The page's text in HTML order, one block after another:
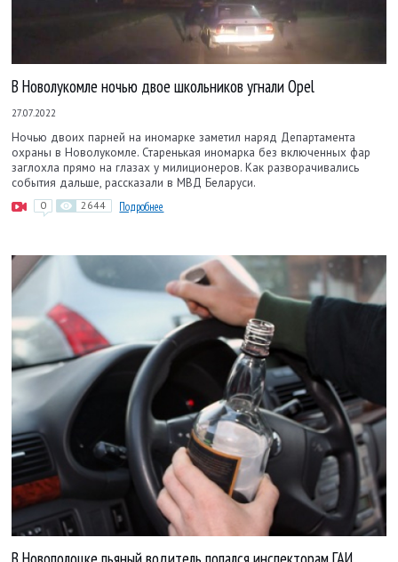
В Новолукомле ночью двое школьников угнали Opel
27.07.2022
Ночью двоих парней на иномарке заметил наряд Департамента
охраны в Новолукомле. Старенькая иномарка без включенных фар
заглохла прямо на глазах у милиционеров. Как разворачивались
события дальше, рассказали в МВД Беларуси.
0 2644 Подробнее